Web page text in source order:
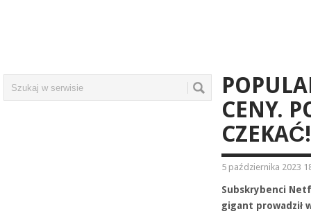
CENY.
CZEKAĆ!
5 października 2023
Subskrybenci
gigant prowadził